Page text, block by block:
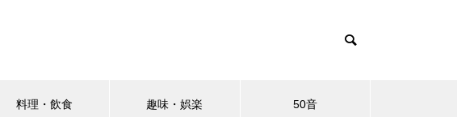
料理・飲食 趣味・娯楽 50音